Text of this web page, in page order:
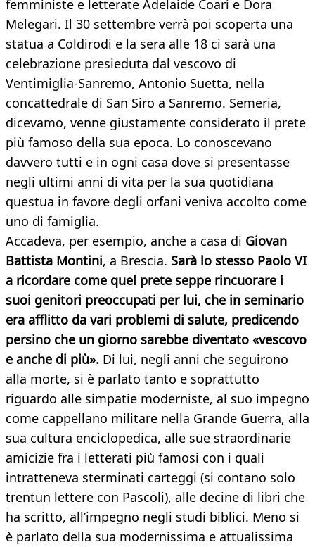
femministe e letterate Adelaide Coari e Dora
Melegari. Il 30 settembre verrà poi scoperta una
statua a Coldirodi e la sera alle 18 ci sarà una
celebrazione presieduta dal vescovo di
Ventimiglia-Sanremo, Antonio Suetta, nella
concattedrale di San Siro a Sanremo. Semeria,
dicevamo, venne giustamente considerato il prete
più famoso della sua epoca. Lo conoscevano
davvero tutti e in ogni casa dove si presentasse
negli ultimi anni di vita per la sua quotidiana
questua in favore degli orfani veniva accolto come
uno di famiglia.
Accadeva, per esempio, anche a casa di Giovan
Battista Montini, a Brescia. Sarà lo stesso Paolo VI
a ricordare come quel prete seppe rincuorare i
suoi genitori preoccupati per lui, che in seminario
era afflitto da vari problemi di salute, predicendo
persino che un giorno sarebbe diventato «vescovo
e anche di più». Di lui, negli anni che seguirono
alla morte, si è parlato tanto e soprattutto
riguardo alle simpatie moderniste, al suo impegno
come cappellano militare nella Grande Guerra, alla
sua cultura enciclopedica, alle sue straordinarie
amicizie fra i letterati più famosi con i quali
intratteneva sterminati carteggi (si contano solo
trentun lettere con Pascoli), alle decine di libri che
ha scritto, all’impegno negli studi biblici. Meno si
è parlato della sua modernissima e attualissima